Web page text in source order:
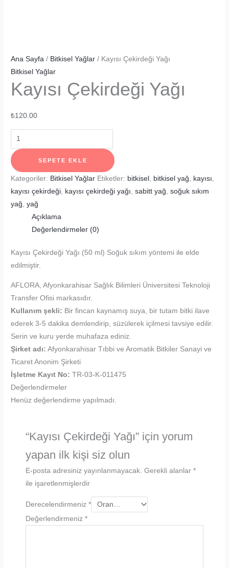
Ana Sayfa / Bitkisel Yağlar / Kayısı Çekirdeği Yağı
Bitkisel Yağlar
Kayısı Çekirdeği Yağı
₺120.00
Kayısı
Çekirdeği
Yağı
adet
SEPETE EKLE
Kategoriler: Bitkisel Yağlar Etiketler: bitkisel bitkisel yağ kayısı
kayısı çekirdeği kayısı çekirdeği yağı ,sabitt yağ ,soğuk sıkım
yağ ,yağ
Açıklama
Değerlendirmeler (0)
Kayısı Çekirdeği Yağı (50 ml) Soğuk sıkım yöntemi ile elde
edilmiştir.
AFLORA, Afyonkarahisar Sağlık Bilimleri Üniversitesi Teknoloji
Transfer Ofisi markasıdır.
Kullanım şekli: Bir fincan kaynamış suya, bir tutam bitki ilave
ederek 3-5 dakika demlendirip, süzülerek içilmesi tavsiye edilir.
Serin ve kuru yerde muhafaza ediniz.
Şirket adı: Afyonkarahisar Tıbbi ve Aromatik Bitkiler Sanayi ve
Ticaret Anonim Şirketi
İşletme Kayıt No: TR-03-K-011475
Değerlendirmeler
Henüz değerlendirme yapılmadı.
“Kayısı Çekirdeği Yağı” için yorum
yapan ilk kişi siz olun
E-posta adresiniz yayınlanmayacak. Gerekli alanlar*
ile işaretlenmişlerdir
Derecelendirmeniz*
Değerlendirmeniz*